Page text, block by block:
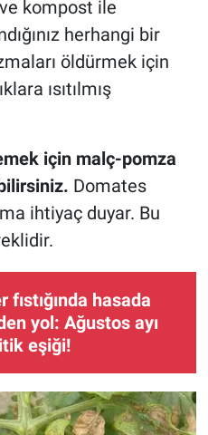
kompost ile
herhangi bir
öldürmek için
ısıtılmış
için malç-pomza
Domates
ihtiyaç duyar. Bu
fıstığında hasada
yol: Ağustos ayı
eşiği!